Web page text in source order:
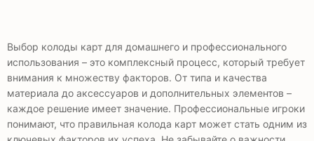
Выбор колоды карт для домашнего и профессионального
использования – это комплексный процесс, который требует
внимания к множеству факторов. От типа и качества
материала до аксессуаров и дополнительных элементов –
каждое решение имеет значение. Профессиональные игроки
понимают, что правильная колода карт может стать одним из